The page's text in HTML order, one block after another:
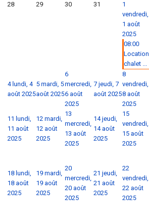
28
29 30 31
1
vendredi,
1 août
2025
08:00
Location
chalet ...
4 lundi, 4
août 2025
5 mardi, 5
août 2025
6
mercredi,
6 août
2025
7 jeudi, 7
août 2025
8
vendredi,
8 août
2025
11 lundi,
11 août
2025
12 mardi,
12 août
2025
13
mercredi,
13 août
2025
14 jeudi,
14 août
2025
15
vendredi,
15 août
2025
18 lundi,
18 août
2025
19 mardi,
19 août
2025
20
mercredi,
20 août
2025
21 jeudi,
21 août
2025
22
vendredi,
22 août
2025